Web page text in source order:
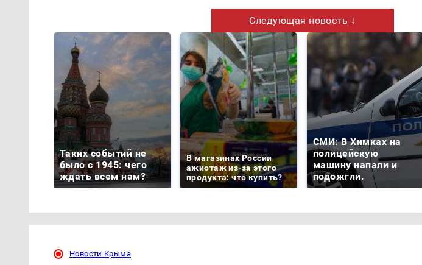
Следующая новость ↓
Таких событий не
было с 1945: чего
ждать всем нам?
В магазинах России
ажиотаж из-за этого
продукта: что купить?
СМИ: В Химках на
полицейскую
машину напали и
подожгли.
Новости Крыма